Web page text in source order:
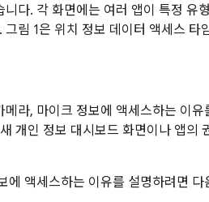
다. 각 화면에는 여러 앱이 특정 유
림 1은 위치 정보 데이터 액세스 타
라, 마이크 정보에 액세스하는 이
개인 정보 대시보드 화면이나 앱의
에 액세스하는 이유를 설명하려면